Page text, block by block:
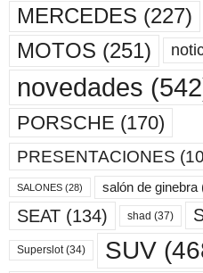
MERCEDES (227)
MOTOS (251)
novedades
PORSCHE (170)
PRESENTACIONES
SALONES (28) salón de ginebra
SEAT (134) shad (37)
Superslot(34) SUV